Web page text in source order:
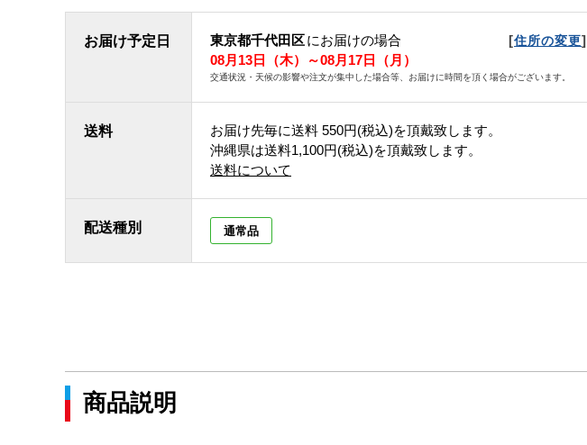
お届け予定日 東京都千代田区にお届けの場合 [住所の変更]
08月13日（木）～08月17日（月）
交通状況・天候の影響や注文が集中した場合等、お届けに時間を頂く場合がございます。
送料 お届け先毎に送料 550円(税込)を頂戴致します。
沖縄県は送料1,100円(税込)を頂戴致します。
送料について
配送種別 通常品
商品説明